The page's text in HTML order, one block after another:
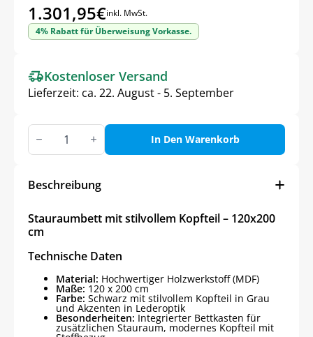
1.301,95€inkl. MwSt.
4% Rabatt für Überweisung Vorkasse.
Kostenloser Versand
Lieferzeit: ca. 22. August - 5. September
Stauraumbett
mit
stilvollem
120x200
In Den Warenkorb
Beschreibung
Stauraumbett mit stilvollem Kopfteil – 120x200
cm
Technische Daten
Material: Hochwertiger Holzwerkstoff (MDF)
Maße: 120 x 200 cm
Farbe: Schwarz mit stilvollem Kopfteil in Grau
und Akzenten in Lederoptik
Besonderheiten: Integrierter Bettkasten für
zusätzlichen Stauraum, modernes Kopfteil mit